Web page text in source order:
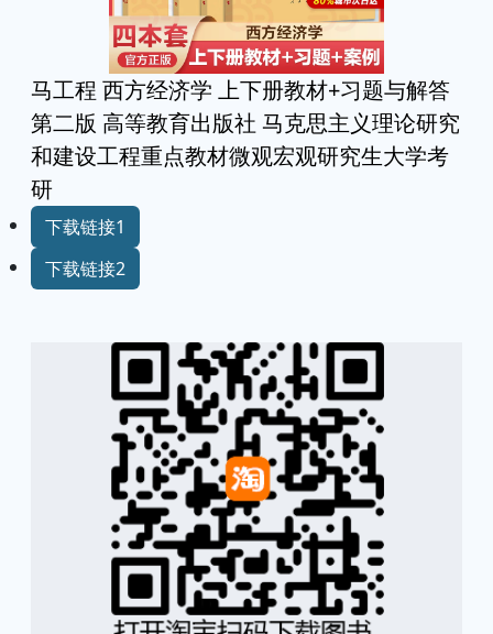
马工程 西方经济学 上下册教材+习题与解答
第二版 高等教育出版社 马克思主义理论研究
和建设工程重点教材微观宏观研究生大学考
研
下载链接1
下载链接2